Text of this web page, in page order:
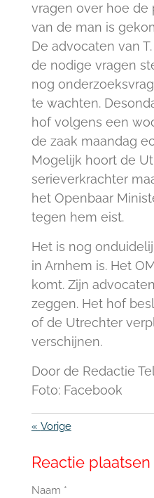
vragen over hoe de
van de man is
De advocaten van
de nodige vragen
nog
te wachten.
hof volgens een
de zaak maandag
Mogelijk hoort de
serieverkrachter
het Openbaar
tegen hem eist.
Het is nog
in Arnhem is. Het
komt. Zijn
zeggen. Het hof
of de Utrechter
verschijnen.
Door de Redactie
Foto: Facebook
« Vorige
Reactie plaatsen
Naam *